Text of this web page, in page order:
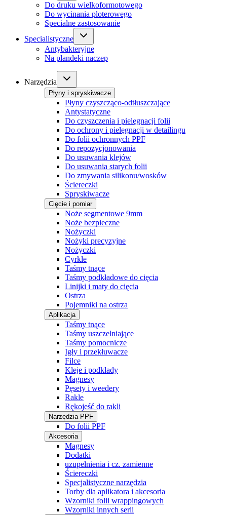
Do druku wielkoformotowego
Do wycinania ploterowego
Specialne zastosowanie
Specialistyczne
Antybakteryjne
Na plandeki naczep
Narzędzia
Płyny i spryskiwacze
Płyny czyszcząco-odtłuszczające
Antystatyczne
Do czyszczenia i pielęgnacji folii
Do ochrony i pielęgnacji w detailingu
Do folii ochronnych PPF
Do repozycjonowania
Do usuwania klejów
Do usuwania starych folii
Do zmywania silikonu/wosków
Ściereczki
Spryskiwacze
Cięcie i pomiar
Noże segmentowe 9mm
Noże bezpieczne
Nożyczki
Nożyki precyzyjne
Nożyczki
Cyrkle
Taśmy tnące
Taśmy podkładowe do cięcia
Linijki i maty do cięcia
Ostrza
Pojemniki na ostrza
Aplikacja
Taśmy tnące
Taśmy uszczelniające
Taśmy pomocnicze
Igły i przekłuwacze
Filce
Kleje i podkłady
Magnesy
Pęsety i weedery
Rakle
Rękojeść do rakli
Narzędzia PPF
Do folii PPF
Akcesoria
Magnesy
Dodatki
uzupełnienia i cz. zamienne
Ściereczki
Specjalistyczne narzędzia
Torby dla aplikatora i akcesoria
Wzorniki folii wrappingowych
Wzorniki innych serii